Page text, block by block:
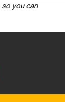
so you can